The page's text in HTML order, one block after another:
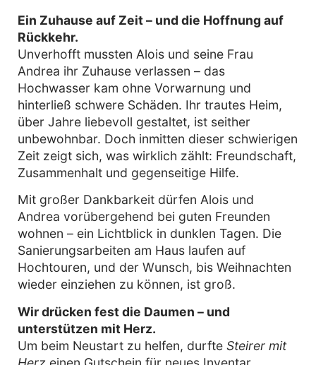
Ein Zuhause auf Zeit – und die Hoffnung auf
Rückkehr.
Unverhofft mussten Alois und seine Frau
Andrea ihr Zuhause verlassen – das
Hochwasser kam ohne Vorwarnung und
hinterließ schwere Schäden. Ihr trautes Heim,
über Jahre liebevoll gestaltet, ist seither
unbewohnbar. Doch inmitten dieser schwierigen
Zeit zeigt sich, was wirklich zählt: Freundschaft,
Zusammenhalt und gegenseitige Hilfe.
Mit großer Dankbarkeit dürfen Alois und
Andrea vorübergehend bei guten Freunden
wohnen – ein Lichtblick in dunklen Tagen. Die
Sanierungsarbeiten am Haus laufen auf
Hochtouren, und der Wunsch, bis Weihnachten
wieder einziehen zu können, ist groß.
Wir drücken fest die Daumen – und
unterstützen mit Herz.
Um beim Neustart zu helfen, durfte Steirer mit